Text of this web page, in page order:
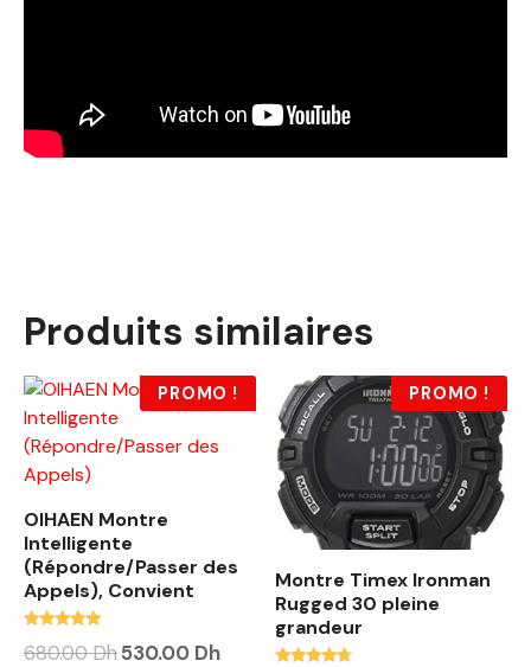
Produits similaires
PROMO !
OIHAEN Montre
Intelligente
(Répondre/Passer des
Appels), Convient
5.00
680.00Dh530.00 Dh
PROMO !
Montre Timex Ironman
Rugged 30 pleine
grandeur